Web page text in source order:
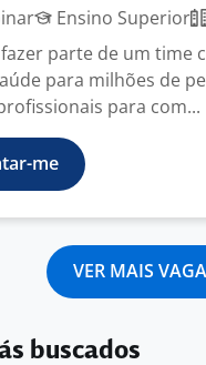
Ensino Superior
parte de um time
para milhões de
para com...
me
VER MAIS
buscados